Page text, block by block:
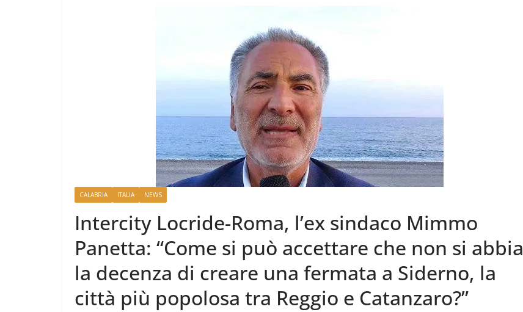
CALABRIA ITALIA NEWS
Intercity Locride-Roma, l’ex sindaco Mimmo
Panetta: “Come si può accettare che non si abbia
la decenza di creare una fermata a Siderno, la
città più popolosa tra Reggio e Catanzaro?”